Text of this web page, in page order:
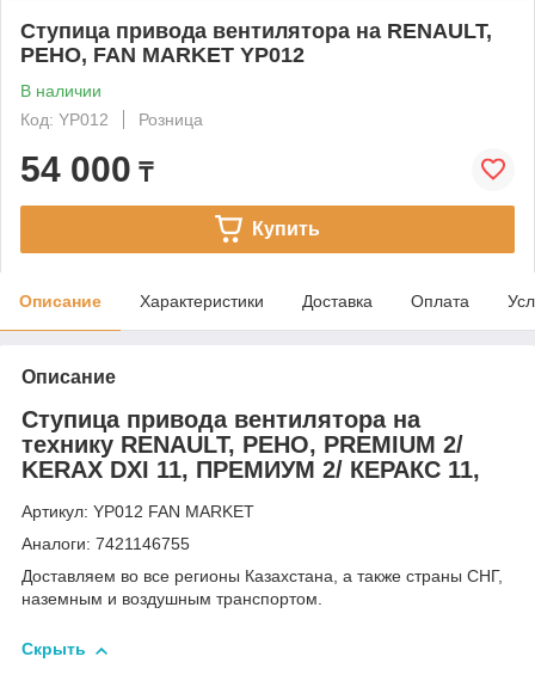
Ступица привода вентилятора на RENAULT,
РЕНО, FAN MARKET YP012
В наличии
Код: YP012
Розница
54 000 ₸
Купить
Описание Характеристики Доставка Оплата
Описание
Ступица привода вентилятора на
технику RENAULT, РЕНО, PREMIUM 2/
KERAX DXI 11, ПРЕМИУМ 2/ КЕРАКС 11,
Артикул: YP012 FAN MARKET
Аналоги: 7421146755
Доставляем во все регионы Казахстана, а также страны СНГ,
наземным и воздушным транспортом.
Скрыть